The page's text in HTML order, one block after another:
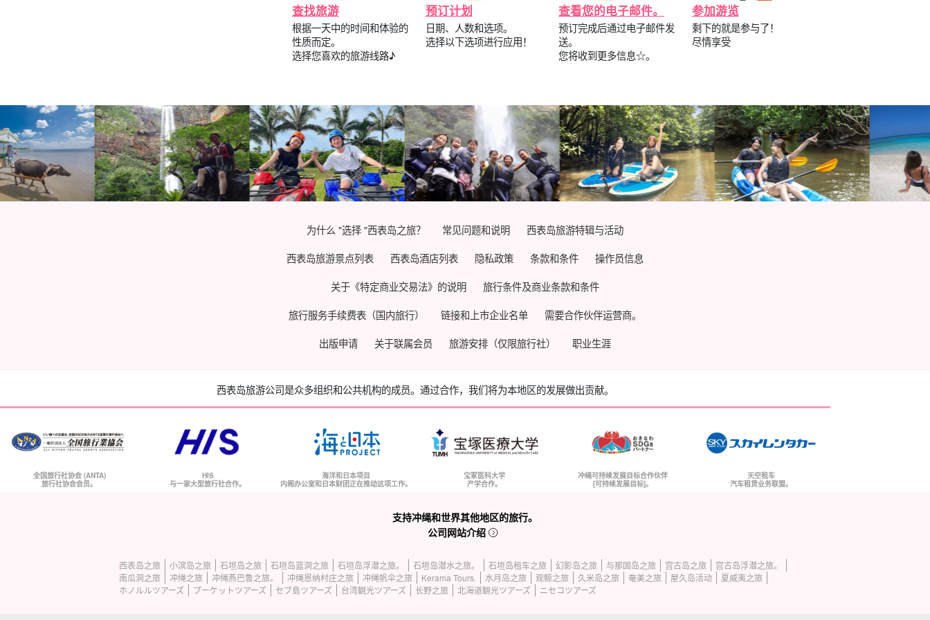
查找旅游
根据一天中的时间和体验的
性质而定。
选择您喜欢的旅游线路♪
预订计划
日期、人数和选项。
选择以下选项进行应用！
查看您的电子邮件。
预订完成后通过电子邮件发
送。
您将收到更多信息☆。
参加游览
剩下的就是参与了！
尽情享受
为什么 "选择 "西表岛之旅？ 常见问题和说明
西表岛旅游特辑与活动
西表岛旅游景点列表
西表岛酒店列表 隐私政策 条款和条件
操作员信息
关于《特定商业交易法》的说明
旅行条件及商业条款和条件
旅行服务手续费表（国内旅行）
链接和上市企业名单
需要合作伙伴运营商。
出版申请
关于联属会员 旅游安排（仅限旅行社） 职业生涯
西表岛旅游公司是众多组织和公共机构的成员。 通过合作，我们将为本地区的发展做出贡献。
全国旅行社协会 (ANTA)
旅行社协会会员。
HIS
与一家大型旅行社合作。
海洋和日本项目
内阁办公室和日本财团正在推动这项工作。
宝冢医科大学
产学合作。
冲绳可持续发展目标合作伙伴
[可持续发展目标]。
天空租车
汽车租赁业务联盟。
支持冲绳和世界其他地区的旅行。
公司网站介绍
西表岛之旅 小滨岛之旅 石垣岛之旅 石垣岛蓝洞之旅 石垣岛浮潜之旅。 石垣岛潜水之旅。 石垣岛租车之旅 幻影岛之旅 与那国岛之旅 宫古岛之旅
宫古岛浮潜之旅。
南瓜洞之旅
冲绳之旅 冲绳燕巴鲁之旅。 冲绳恩纳村庄之旅 冲绳帆伞之旅 Kerama Tours. 水月岛之旅 观鲸之旅 久米岛之旅 奄美之旅 屋久岛活动
夏威夷之旅
ホノルルツアーズ
プーケットツアーズ セブ島ツアーズ 台湾観光ツアーズ 长野之旅 北海道観光ツアーズ ニセコツアーズ